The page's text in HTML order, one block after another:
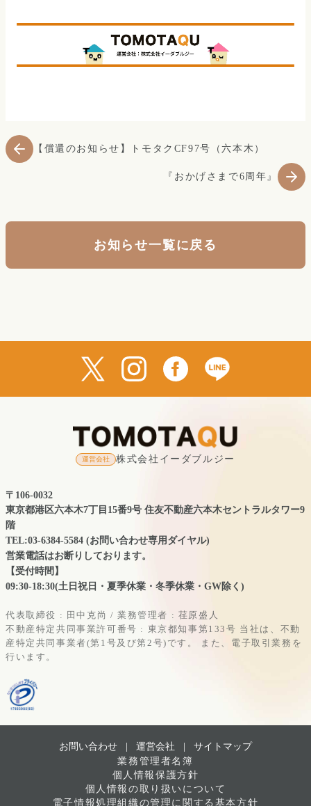
【償還のお知らせ】トモタクCF97号（六本木）
『おかげさまで6周年』
お知らせ一覧に戻る
運営会社 株式会社イーダブルジー
〒106-0032
東京都港区六本木7丁目15番9号 住友不動産六本木セントラルタワー9
階
TEL:03-6384-5584 (お問い合わせ専用ダイヤル)
営業電話はお断りしております。
【受付時間】
09:30-18:30(土日祝日・夏季休業・冬季休業・GW除く)
代表取締役 : 田中克尚 / 業務管理者 : 荏原盛人
不動産特定共同事業許可番号 : 東京都知事第133号 当社は、不動
産特定共同事業者(第1号及び第2号)です。
また、電子取引業務を
行います。
お問い合わせ | 運営会社
サイトマップ
業務管理者名簿
個人情報保護方針
個人情報の取り扱いについて
電子情報処理組織の管理に関する基本方針